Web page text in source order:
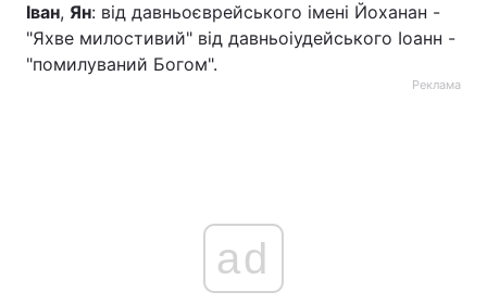
Іван, Ян: від давньоєврейського імені Йоханан -
"Яхве милостивий" від давньоіудейського Іоанн -
"помилуваний Богом".
Реклама
ad